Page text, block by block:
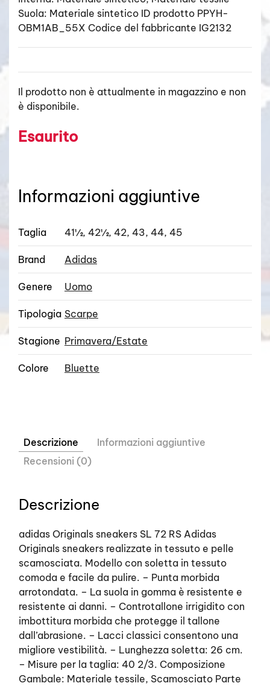
Suola: Materiale sintetico ID prodotto PPYH-
OBM1AB_55X Codice del fabbricante IG2132
Il prodotto non è attualmente in magazzino e non
è disponibile.
Esaurito
Informazioni aggiuntive
Taglia 41½, 42½, 42, 43, 44, 45
Brand Adidas
Genere Uomo
Tipologia Scarpe
Stagione Primavera/Estate
Colore Bluette
Descrizione
Informazioni aggiuntive
Recensioni (0)
Descrizione
adidas Originals sneakers SL 72 RS Adidas
Originals sneakers realizzate in tessuto e pelle
scamosciata. Modello con soletta in tessuto
comoda e facile da pulire. – Punta morbida
arrotondata. – La suola in gomma è resistente e
resistente ai danni. – Controtallone irrigidito con
imbottitura morbida che protegge il tallone
dall’abrasione. – Lacci classici consentono una
migliore vestibilità. – Lunghezza soletta: 26 cm.
– Misure per la taglia: 40 2/3. Composizione
Gambale: Materiale tessile, Scamosciato Parte